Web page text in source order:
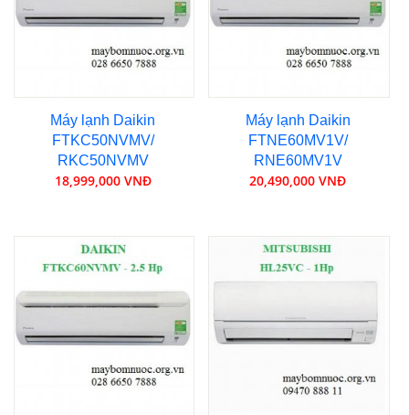
Máy lạnh Daikin
FTKC50NVMV/
RKC50NVMV
18,999,000 VNĐ
Máy lạnh Daikin
FTNE60MV1V/
RNE60MV1V
20,490,000 VNĐ